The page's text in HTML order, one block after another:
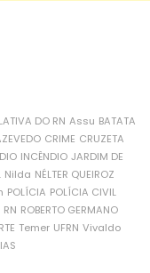
DO RN Assu BATATA
CRIME CRUZETA
INCÊNDIO JARDIM DE
Nilda NÉLTER QUEIROZ
POLÍCIA POLÍCIA CIVIL
RN ROBERTO GERMANO
Temer UFRN Vivaldo